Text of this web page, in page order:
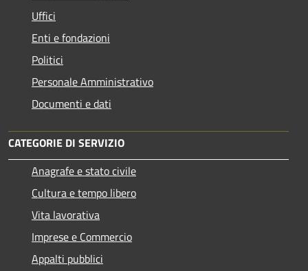
Uffici
Enti e fondazioni
Politici
Personale Amministrativo
Documenti e dati
CATEGORIE DI SERVIZIO
Anagrafe e stato civile
Cultura e tempo libero
Vita lavorativa
Imprese e Commercio
Appalti pubblici